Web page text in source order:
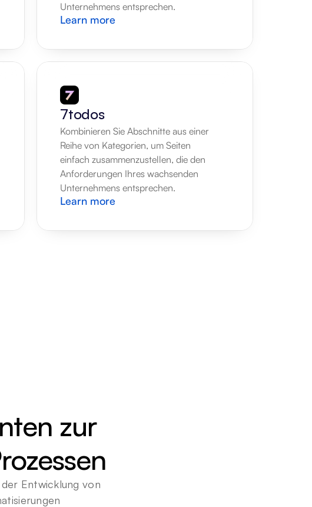
Unternehmens entsprechen.
Learn more
7todos
Kombinieren Sie Abschnitte aus einer
Reihe von Kategorien, um Seiten
einfach zusammenzustellen, die den
Anforderungen Ihres wachsenden
Unternehmens entsprechen.
Learn more
zur
Entwicklung von